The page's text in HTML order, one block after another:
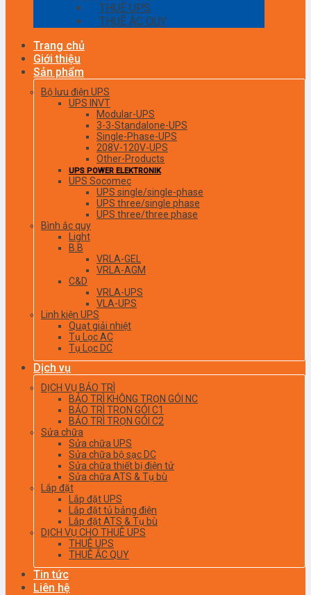
THUÊ UPS
THUÊ ẮC QUY
Trang chủ
Giới thiệu
Sản phẩm
Bộ lưu điện UPS
UPS INVT
Modular-UPS
3-3-Standalone-UPS
Single-Phase-UPS
208V-120V-UPS
Other-Products
UPS POWER ELEKTRONIK
UPS Socomec
UPS single/single-phase
UPS three/single phase
UPS three/three phase
Bình ắc quy
Light
B.B
VRLA-GEL
VRLA-AGM
C&D
VRLA-UPS
VLA-UPS
Linh kiện UPS
Quạt giải nhiệt
Tụ Lọc AC
Tụ Lọc DC
Dịch vụ
DỊCH VỤ BẢO TRÌ
BẢO TRÌ KHÔNG TRỌN GÓI NC
BẢO TRÌ TRỌN GÓI C1
BẢO TRÌ TRỌN GÓI C2
Sửa chữa
Sửa chữa UPS
Sửa chữa bộ sạc DC
Sửa chữa thiết bị điện tử
Sửa chữa ATS & Tụ bù
Lắp đặt
Lắp đặt UPS
Lắp đặt tủ bảng điện
Lắp đặt ATS & Tụ bù
DỊCH VỤ CHO THUÊ UPS
THUÊ UPS
THUÊ ẮC QUY
Tin tức
Liên hệ